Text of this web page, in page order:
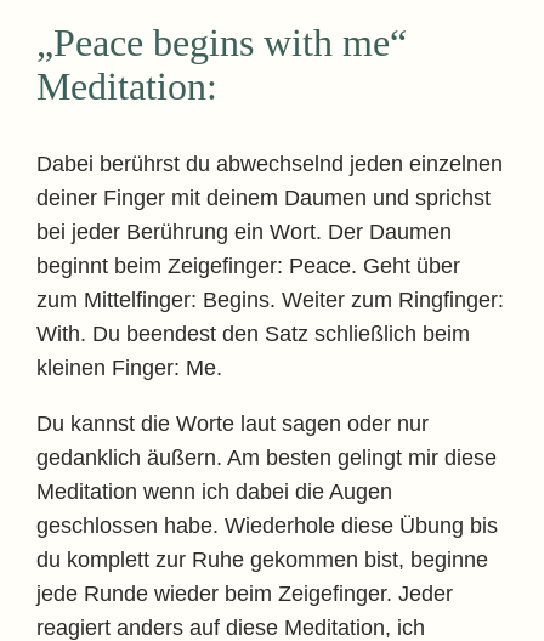
„Peace begins with me“
Meditation:
Dabei berührst du abwechselnd jeden einzelnen
deiner Finger mit deinem Daumen und sprichst
bei jeder Berührung ein Wort. Der Daumen
beginnt beim Zeigefinger: Peace. Geht über
zum Mittelfinger: Begins. Weiter zum Ringfinger:
With. Du beendest den Satz schließlich beim
kleinen Finger: Me.
Du kannst die Worte laut sagen oder nur
gedanklich äußern. Am besten gelingt mir diese
Meditation wenn ich dabei die Augen
geschlossen habe. Wiederhole diese Übung bis
du komplett zur Ruhe gekommen bist, beginne
jede Runde wieder beim Zeigefinger. Jeder
reagiert anders auf diese Meditation, ich